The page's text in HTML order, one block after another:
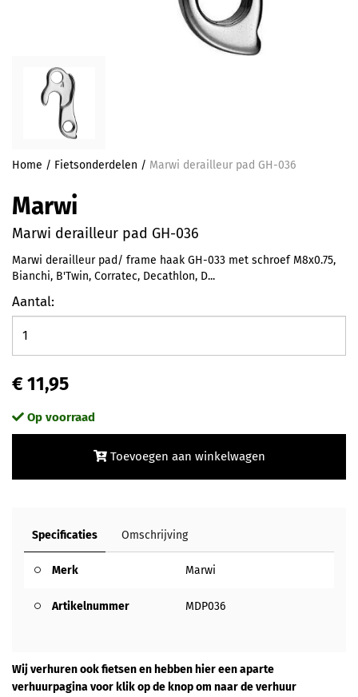
Home / Fietsonderdelen / Marwi derailleur pad GH-036
Marwi
Marwi derailleur pad GH-036
Marwi derailleur pad/ frame haak GH-033 met schroef M8x0.75,
Bianchi, B'Twin, Corratec, Decathlon, D...
Aantal:
€ 11,95
Op voorraad
Toevoegen aan winkelwagen
Specificaties Omschrijving
Merk Marwi
Artikelnummer MDP036
Wij verhuren ook fietsen en hebben hier een aparte
verhuurpagina voor klik op de knop om naar de verhuur